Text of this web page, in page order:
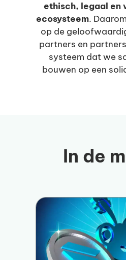
ethisch, legaal en
ecosysteem.
op de
partners en
systeem dat we
bouwen op een
In de